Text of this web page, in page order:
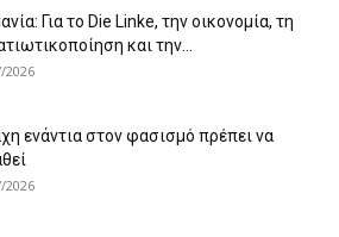
Για το Die Linke, την οικονομία, τη
και την...
2026
ενάντια στον φασισμό πρέπει να
2026